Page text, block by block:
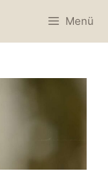
Menü